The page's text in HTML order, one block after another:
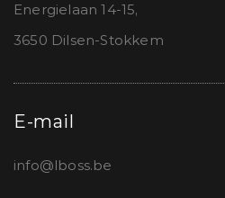
Energielaan 14-15,
3650 Dilsen-Stokkem
E-mail
info@lboss.be